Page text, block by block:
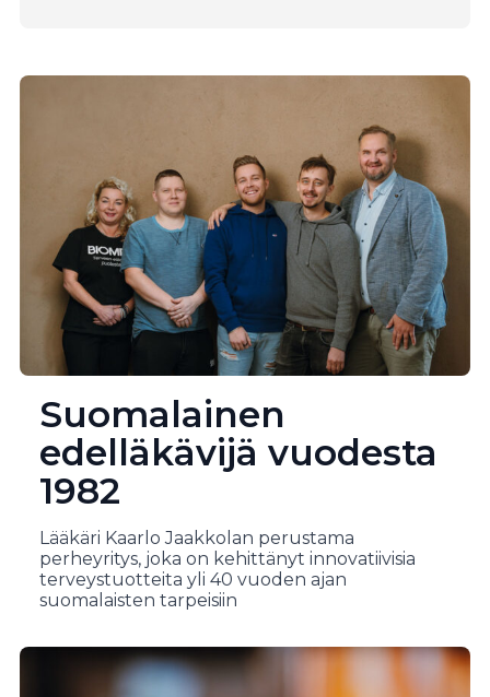
Suomalainen
edelläkävijä vuodesta
1982
Lääkäri Kaarlo Jaakkolan perustama
perheyritys, joka on kehittänyt innovatiivisia
terveystuotteita yli 40 vuoden ajan
suomalaisten tarpeisiin